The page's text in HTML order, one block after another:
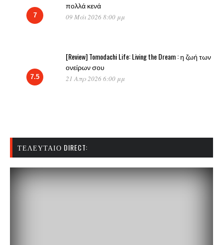
7
πολλά κενά
09 Μάι 2026 8:00 μμ
7.5
[Review] Tomodachi Life: Living the Dream : η ζωή των
ονείρων σου
21 Απρ 2026 6:00 μμ
ΤΕΛΕΥΤΑΊΟ DIRECT: